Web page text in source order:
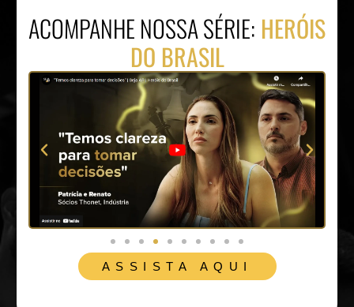
ASSISTA AQUI
ACOMPANHE NOSSA SÉRIE: HERÓIS
DO BRASIL